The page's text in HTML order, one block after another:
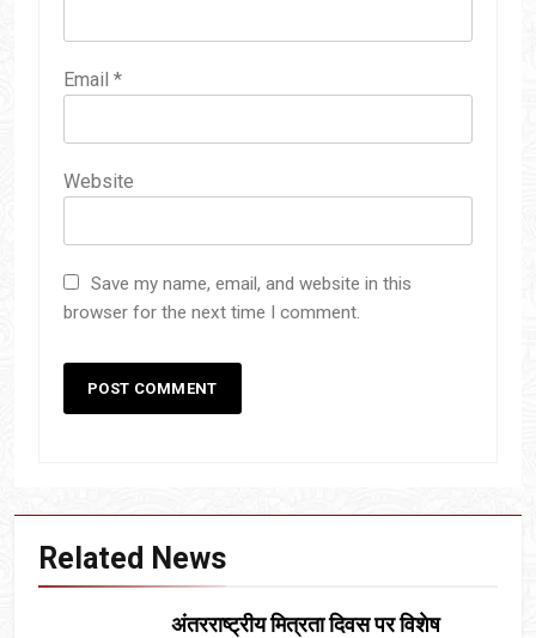
Email *
Website
Save my name, email, and website in this
browser for the next time I comment.
Related News
अंतरराष्ट्रीय मित्रता दिवस पर विशेष